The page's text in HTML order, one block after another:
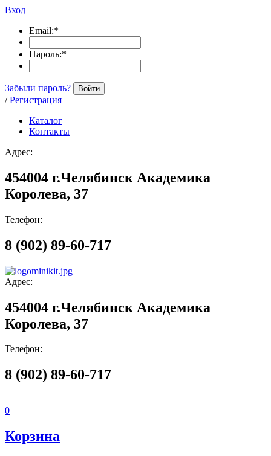
Вход
Email:*
Пароль:*
Забыли пароль? Войти
/ Регистрация
Каталог
Контакты
Адрес:
454004 г.Челябинск Академика
Королева, 37
Телефон:
8 (902) 89-60-717
Адрес:
454004 г.Челябинск Академика
Королева, 37
Телефон:
8 (902) 89-60-717
0
Корзина